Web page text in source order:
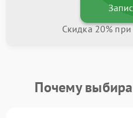
Скидка 20% при
Почему